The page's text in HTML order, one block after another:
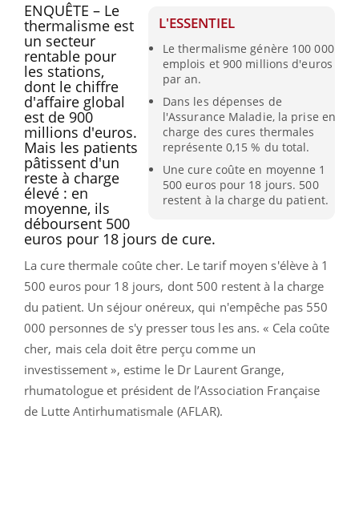
L'ESSENTIEL
Le thermalisme génère 100 000
emplois et 900 millions d'euros
par an.
Dans les dépenses de
l'Assurance Maladie, la prise en
charge des cures thermales
représente 0,15 % du total.
Une cure coûte en moyenne 1
500 euros pour 18 jours. 500
restent à la charge du patient.
ENQUÊTE – Le
thermalisme est
un secteur
rentable pour
les stations,
dont le chiffre
d'affaire global
est de 900
millions d'euros.
Mais les patients
pâtissent d'un
reste à charge
élevé : en
moyenne, ils
déboursent 500
euros pour 18 jours de cure.
La cure thermale coûte cher. Le tarif moyen s'élève à 1
500 euros pour 18 jours, dont 500 restent à la charge
du patient. Un séjour onéreux, qui n'empêche pas 550
000 personnes de s'y presser tous les ans. « Cela coûte
cher, mais cela doit être perçu comme un
investissement », estime le Dr Laurent Grange,
rhumatologue et président de l’Association Française
de Lutte Antirhumatismale (AFLAR).